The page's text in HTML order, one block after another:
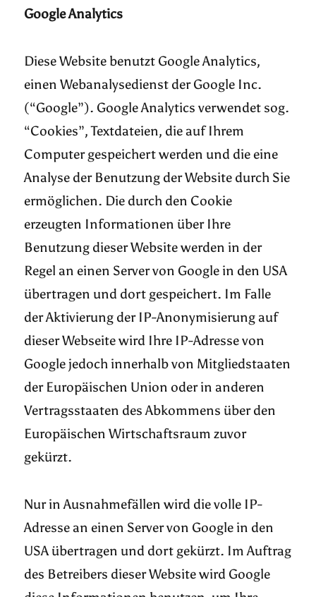
Google Analytics
Diese Website benutzt Google Analytics,
einen Webanalysedienst der Google Inc.
(“Google”). Google Analytics verwendet sog.
“Cookies”, Textdateien, die auf Ihrem
Computer gespeichert werden und die eine
Analyse der Benutzung der Website durch Sie
ermöglichen. Die durch den Cookie
erzeugten Informationen über Ihre
Benutzung dieser Website werden in der
Regel an einen Server von Google in den USA
übertragen und dort gespeichert. Im Falle
der Aktivierung der IP-Anonymisierung auf
dieser Webseite wird Ihre IP-Adresse von
Google jedoch innerhalb von Mitgliedstaaten
der Europäischen Union oder in anderen
Vertragsstaaten des Abkommens über den
Europäischen Wirtschaftsraum zuvor
gekürzt.
Nur in Ausnahmefällen wird die volle IP-
Adresse an einen Server von Google in den
USA übertragen und dort gekürzt. Im Auftrag
des Betreibers dieser Website wird Google